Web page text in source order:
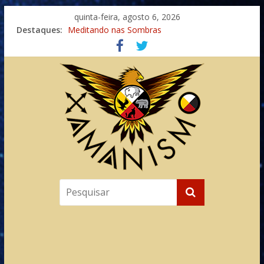
quinta-feira, agosto 6, 2026
Destaques: Meditando nas Sombras
Autosuficiência: A Jornada do Espírito Ancestral
Xamanismo Universal
Totens – Caminho Espiritual – Crescimento
Imaginação na Cura